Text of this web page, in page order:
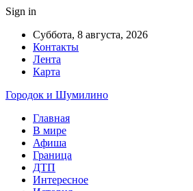
Sign in
Суббота, 8 августа, 2026
Контакты
Лента
Карта
Городок и Шумилино
Главная
В мире
Афиша
Граница
ДТП
Интересное